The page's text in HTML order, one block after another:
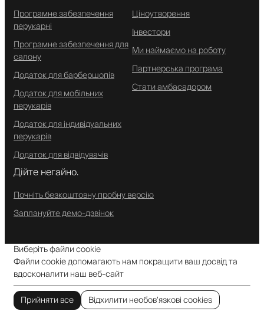
Програмне забезпечення
перукарні
Програмне забезпечення для
салону
Додаток для барбершопів
Додаток для мобільних
перукарів
Додаток для індивідуальних
перукарів
Додаток для відвідувачів
Ціноутворення
Інвестори
Ми наймаємо на роботу
Партнерська програма
Стати амбасадором
Дійте негайно.
Почніть безкоштовну пробну версію
Заплануйте демо-дзвінок
Виберіть файли cookie
Файли cookie допомагають нам покращити ваш досвід та
вдосконалити наш веб-сайт
Прийняти все
Відхилити необов’язкові cookies